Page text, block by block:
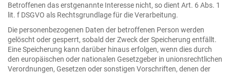
Betroffenen das erstgenannte Interesse nicht, so dient Art. 6 Abs. 1
lit. f DSGVO als Rechtsgrundlage für die Verarbeitung.
Die personenbezogenen Daten der betroffenen Person werden
gelöscht oder gesperrt, sobald der Zweck der Speicherung entfällt.
Eine Speicherung kann darüber hinaus erfolgen, wenn dies durch
den europäischen oder nationalen Gesetzgeber in unionsrechtlichen
Verordnungen, Gesetzen oder sonstigen Vorschriften, denen der